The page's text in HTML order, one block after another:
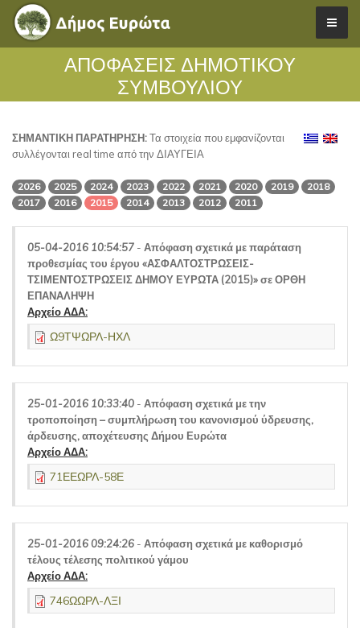
ΑΠΟΦΑΣΕΙΣ ΔΗΜΟΤΙΚΟΥ
ΣΥΜΒΟΥΛΙΟΥ
ΣΗΜΑΝΤΙΚΗ ΠΑΡΑΤΗΡΗΣΗ:Τα στοιχεία που εμφανίζονται
συλλέγονται real time από την ΔΙΑΥΓΕΙΑ
2026 2025 2024 2023 2022 2021 2020 2019
2018
2017
2016 2015 2014 2013 2012 2011
05-04-2016 10:54:57 - Απόφαση σχετικά με παράταση
προθεσμίας του έργου «ΑΣΦΑΛΤΟΣΤΡΩΣΕΙΣ-
ΤΣΙΜΕΝΤΟΣΤΡΩΣΕΙΣ ΔΗΜΟΥ ΕΥΡΩΤΑ (2015)» σε ΟΡΘΗ
ΕΠΑΝΑΛΗΨΗ
Αρχείο ΑΔΑ:
Ω9ΤΨΩΡΛ-ΗΧΛ
25-01-2016 10:33:40 - Απόφαση σχετικά με την
τροποποίηση – συμπλήρωση του κανονισμού ύδρευσης,
άρδευσης, αποχέτευσης Δήμου Ευρώτα
Αρχείο ΑΔΑ:
71ΕΕΩΡΛ-58Ε
25-01-2016 09:24:26 - Απόφαση σχετικά με καθορισμό
τέλους τέλεσης πολιτικού γάμου
Αρχείο ΑΔΑ:
746ΩΩΡΛ-ΛΞΙ